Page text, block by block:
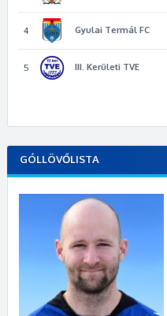
4 Gyulai Termál FC
5 III. Kerületi TVE
GÓLLÖVŐLISTA